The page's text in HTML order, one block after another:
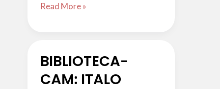
TÀNDEMS
Read More »
BIBLIOTECA-
CAM: ITALO